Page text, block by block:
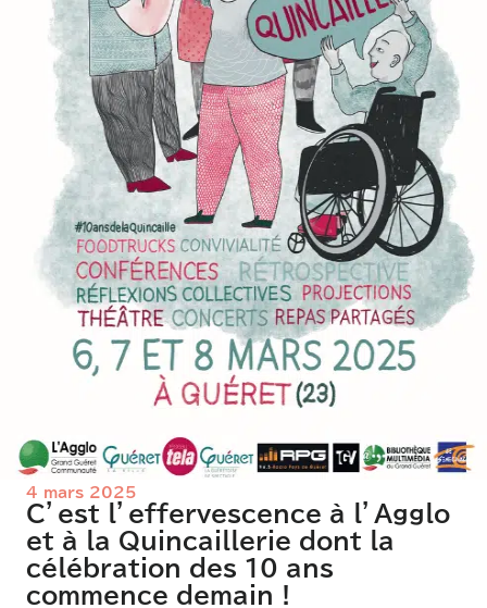
4 mars 2025
C’est l’effervescence à l’Agglo
et à la Quincaillerie dont la
célébration des 10 ans
commence demain !